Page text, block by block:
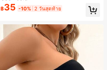
สำหรับผู้หญิงและเด็กหญิง สำหรับการเ
ดินทาง งานแต่งงาน ปาร์ตี้ วันเกิด ของ
#1 ขายดี ใน โบโฮ ต่างหูผู้หญิง
฿35 -10% 2 วันสุดท้าย